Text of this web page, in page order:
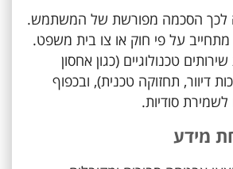
לכך הסכמה מפורשת של המשתמש.
על פי חוק או צו בית משפט.
טכנולוגיים (כגון אחסון
דיוור, תחזוקה טכנית), ובכפוף
סודיות.
מידע